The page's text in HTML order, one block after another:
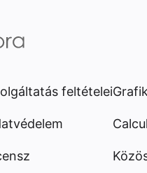
feltételei